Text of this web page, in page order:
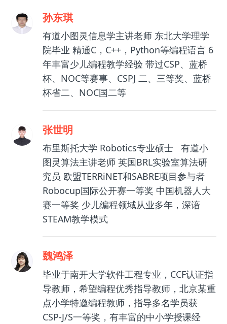
孙东琪
有道小图灵信息学主讲老师 东北大学理学
院毕业 精通C，C++，Python等编程语言 6
年丰富少儿编程教学经验 带过CSP、蓝桥
杯、NOC等赛事、CSPJ 二、三等奖、蓝桥
杯省二、NOC国二等
张世明
布里斯托大学 Robotics专业硕士 有道小
图灵算法主讲老师 英国BRL实验室算法研
究员 欧盟TERRiNET和SABRE项目参与者
Robocup国际公开赛一等奖 中国机器人大
赛一等奖 少儿编程领域从业多年，深谙
STEAM教学模式
魏鸿泽
毕业于南开大学软件工程专业，CCF认证指
导教师，希望编程优秀指导教师，北京某重
点小学特邀编程教师，指导多名学员获
CSP-J/S一等奖，有丰富的中小学授课经